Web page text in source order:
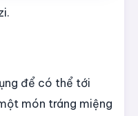
để có thể tới
món tráng miệng